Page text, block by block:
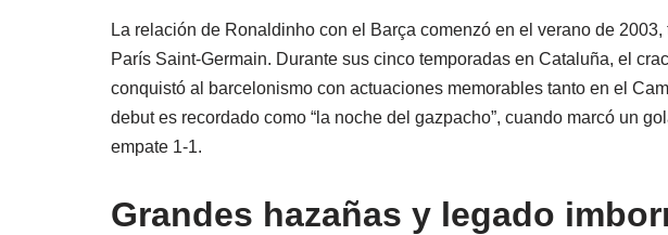
La relación de Ronaldinho con el Barça comenzó en el verano de 2003,
París Saint-Germain. Durante sus cinco temporadas en Cataluña, el
conquistó al barcelonismo con actuaciones memorables tanto en el
debut es recordado como “la noche del gazpacho”, cuando marcó un
empate 1-1.
Grandes hazañas y legado